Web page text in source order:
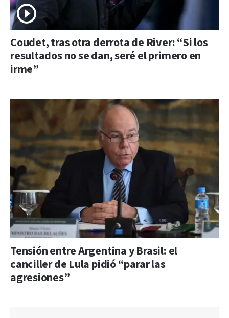
Coudet, tras otra derrota de River: “Si los
resultados no se dan, seré el primero en
irme”
Tensión entre Argentina y Brasil: el
canciller de Lula pidió “parar las
agresiones”